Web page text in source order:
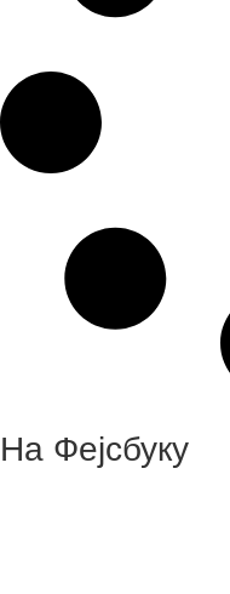
На Фејсбуку